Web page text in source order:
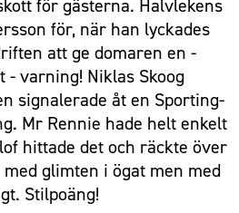
för gästerna. Halvlekens
för, när han lyckades
att ge domaren en -
varning! Niklas Skoog
signalerade åt en Sporting-
Mr Rennie hade helt enkelt
hittade det och räckte över
glimten i ögat men med
Stilpoäng!